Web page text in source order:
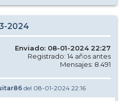
2024
Enviado: 08-01-2024 22:27
Registrado: 14 años antes
Mensajes: 8.491
del 08-01-2024 22:16